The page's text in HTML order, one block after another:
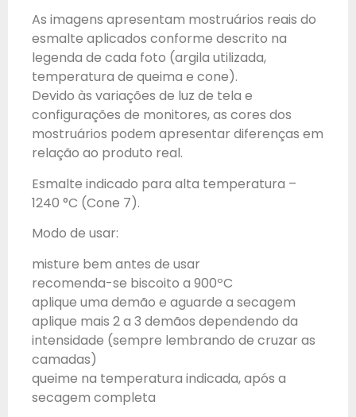
As imagens apresentam mostruários reais do
esmalte aplicados conforme descrito na
legenda de cada foto (argila utilizada,
temperatura de queima e cone).
Devido às variações de luz de tela e
configurações de monitores, as cores dos
mostruários podem apresentar diferenças em
relação ao produto real.
Esmalte indicado para alta temperatura –
1240 °C (Cone 7).
Modo de usar:
misture bem antes de usar
recomenda-se biscoito a 900ºC
aplique uma demão e aguarde a secagem
aplique mais 2 a 3 demãos dependendo da
intensidade (sempre lembrando de cruzar as
camadas)
queime na temperatura indicada, após a
secagem completa